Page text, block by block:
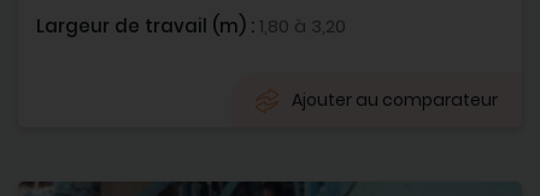
Largeur de travail (m) :1,80 à 3,20
Ajouter au comparateur